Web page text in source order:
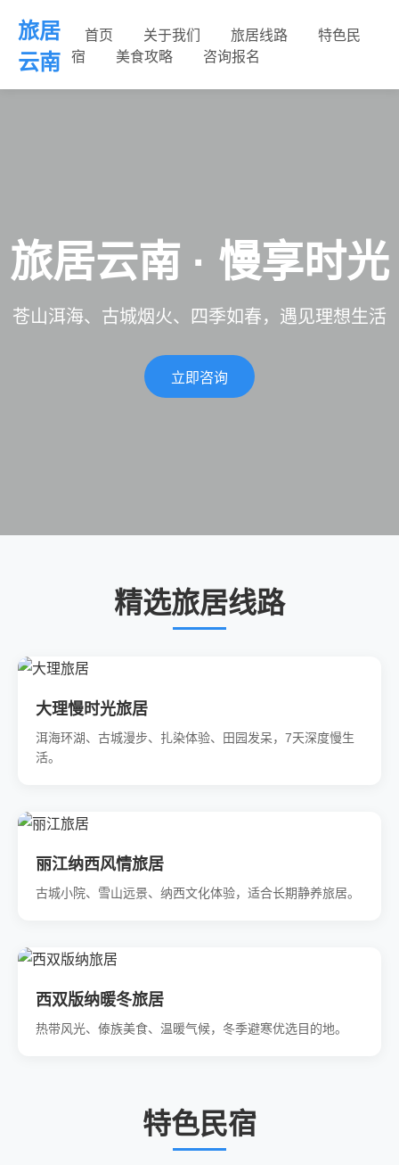
旅居
云南
首页 关于我们 旅居线路
特色民
宿
美食攻略 咨询报名
旅居云南 · 慢享时光
苍山洱海、古城烟火、四季如春，遇见理想生活
立即咨询
精选旅居线路
大理慢时光旅居
洱海环湖、古城漫步、扎染体验、田园发呆，7天深度慢生
活。
丽江纳西风情旅居
古城小院、雪山远景、纳西文化体验，适合长期静养旅居。
西双版纳暖冬旅居
热带风光、傣族美食、温暖气候，冬季避寒优选目的地。
特色民宿